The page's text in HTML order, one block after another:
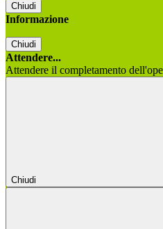
Chiudi
Informazione
Chiudi
Attendere...
Attendere il completamento
Chiudi